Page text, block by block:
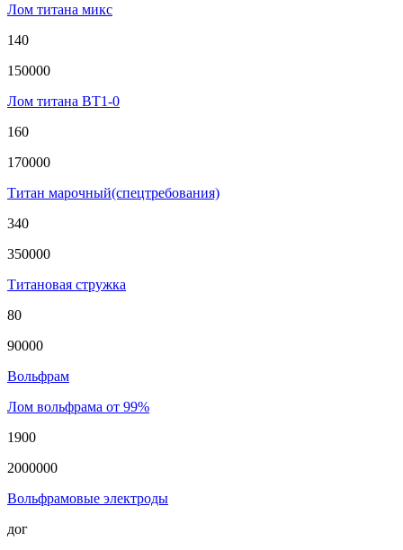
Лом титана микс
140
150000
Лом титана ВТ1-0
160
170000
Титан марочный(спецтребования)
340
350000
Титановая стружка
80
90000
Вольфрам
Лом вольфрама от 99%
1900
2000000
Вольфрамовые электроды
дог